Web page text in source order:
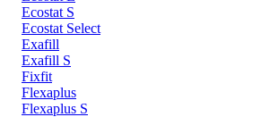
Ecostat S
Ecostat Select
Exafill
Exafill S
Fixfit
Flexaplus
Flexaplus S